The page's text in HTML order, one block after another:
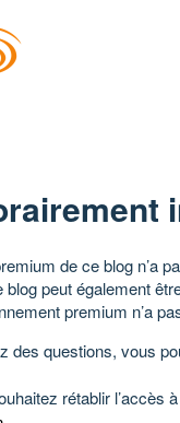
de ce blog n’a
peut également
premium n’a
des questions, vous
rétablir l’accès